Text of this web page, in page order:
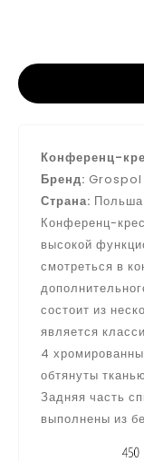
Конференц-
Бренд: Grospol
Страна: Польша
Конференц-
высокой
смотреться в
состоит из
является
4
обтянуты
Задняя часть
выполнены из